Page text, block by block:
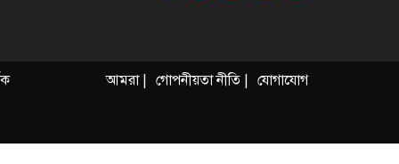
আমরা | গোপনীয়তা নীতি | যোগাযোগ